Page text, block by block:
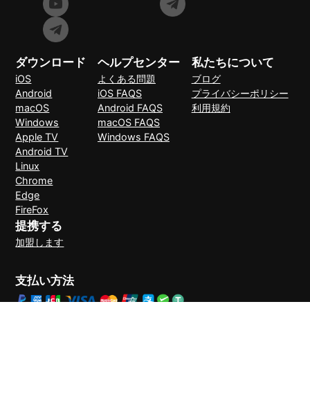
ダウンロード
iOS
Android
macOS
Windows
Apple TV
Android TV
Linux
Chrome
Edge
FireFox
ヘルプセンター
よくある問題
iOS FAQS
Android FAQS
macOS FAQS
Windows FAQS
私たちについて
ブログ
プライバシーポリシー
利用規約
提携する
加盟します
支払い方法